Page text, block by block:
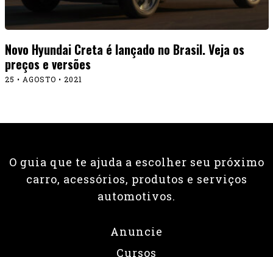
Novo Hyundai Creta é lançado no Brasil. Veja os
preços e versões
25 • AGOSTO • 2021
O guia que te ajuda a escolher seu próximo
carro, acessórios, produtos e serviços
automotivos.
Anuncie
Cursos